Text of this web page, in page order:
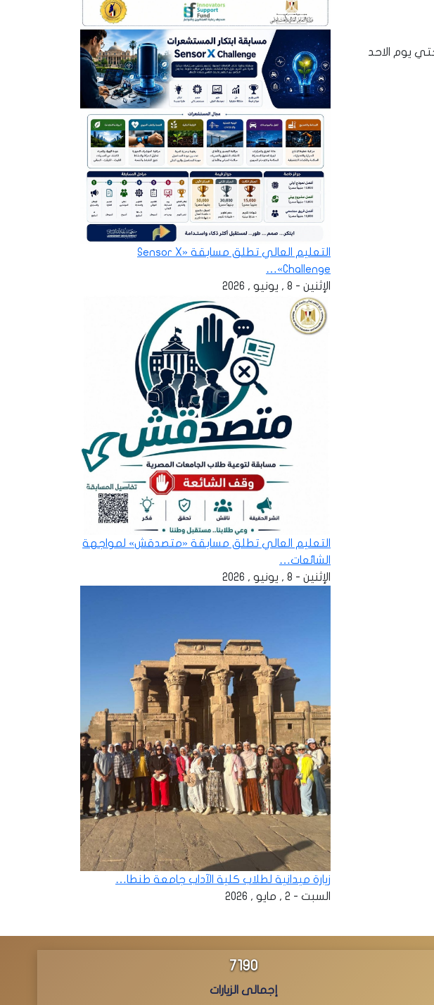
يوم الاحد
التعليم العالي تطلق مسابقة «Sensor X
Challenge»…
الإثنين - 8 , يونيو , 2026
التعليم العالي تطلق مسابقة «متصدقش» لمواجهة
الشائعات…
الإثنين - 8 , يونيو , 2026
زيارة ميدانية لطلاب كلية الآداب جامعة طنطا…
السبت - 2 , مايو , 2026
7515
إجمالى الزيارات